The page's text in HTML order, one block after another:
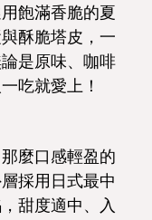
飽滿香脆的夏
酥脆塔皮，一
是原味、咖啡
吃就愛上！
麼口感輕盈的
採用日式最中
甜度適中、入